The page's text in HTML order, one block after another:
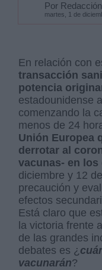
Por
martes, 1 de
En relación con
transacción
potencia
estadounidense
comenzando la
menos de 24
Unión Europea
derrotar al
vacunas- en
diciembre y 12
precaución y
efectos
Está claro que
la victoria frente
de las grandes
debates es ¿
vacunarán?